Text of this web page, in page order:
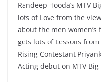
Randeep Hooda’s MTV
lots of Love from the
about the men women’s
gets lots of Lessons
Rising Contestant
Acting debut on MTV Big